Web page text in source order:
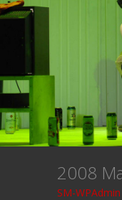
2008
SM-WPAdmin